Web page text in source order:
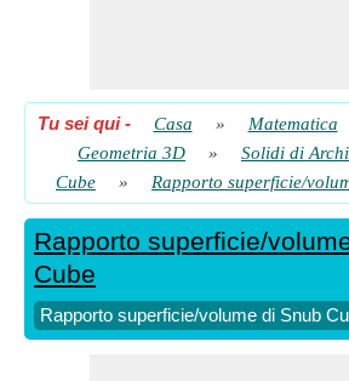
Tu sei qui- Casa » Matematica
Geometria 3D
» Solidi di
Cube
» Rapporto superficie/
Rapporto superficie/
Cube
Rapporto superficie/volume di Snub